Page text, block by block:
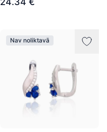
Nav noliktavā